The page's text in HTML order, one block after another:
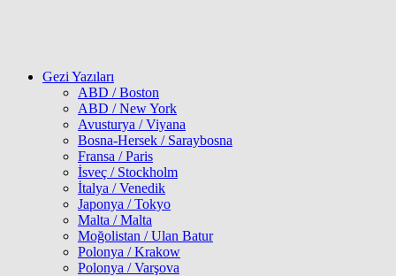
Gezi Yazıları
ABD / Boston
ABD / New York
Avusturya / Viyana
Bosna-Hersek / Saraybosna
Fransa / Paris
İsveç / Stockholm
İtalya / Venedik
Japonya / Tokyo
Malta / Malta
Moğolistan / Ulan Batur
Polonya / Krakow
Polonya / Varşova